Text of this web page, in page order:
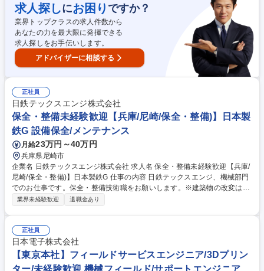
ど部門横断プロジェクトの推進■リスクアセスメントや事故データ分析を
通じたリスク低減■環境データの管理、行政報告■緊急時対応計画及びEHS
関連文書の策定・管理■社内委員会の運営、社内教育の実施■グローバル対
応窓口■医務室連携、健診サポート 募集職種 【EHS(環境・労働安全衛生)
担当】年休126日/日立製作所より独立/安定基盤◎
求人探しにお困り ですか？
業界トップクラスの求人件数から
あなたの力を最大限に発揮できる
求人探しをお手伝いします。
アドバイザーに相談する
正社員
日鉄テックスエンジ株式会社
保全・整備未経験歓迎【兵庫/尼崎/保全・整備)】日本製
鉄G 設備保全/メンテナンス
月給23万円～40万円
兵庫県尼崎市
企業名 日鉄テックスエンジ株式会社 求人名 保全・整備未経験歓迎【兵庫/
尼崎/保全・整備)】日本製鉄G 仕事の内容 日鉄テックスエンジ、機械部門
でのお仕事です。保全・整備技術職をお願いします。※建築物の改変は伴
わない業務となります。 機械が故障しないように検査し、必要に応じた整
募集職種 保全・整備未経験歓迎【兵庫/尼崎/保全・整備)】日本製鉄G
業界未経験歓迎 退職金あり
正社員
日本電子株式会社
【東京本社】フィールドサービスエンジニア/3Dプリン
ター/未経験歓迎 機械フィールド/サポートエンジニア